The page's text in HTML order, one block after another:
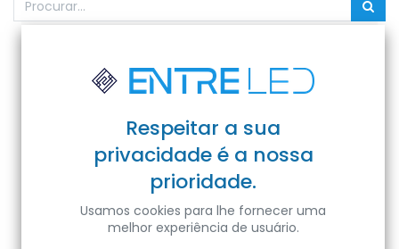
Respeitar a sua
privacidade é a nossa
prioridade.
Usamos cookies para lhe fornecer uma
melhor experiência de usuário.